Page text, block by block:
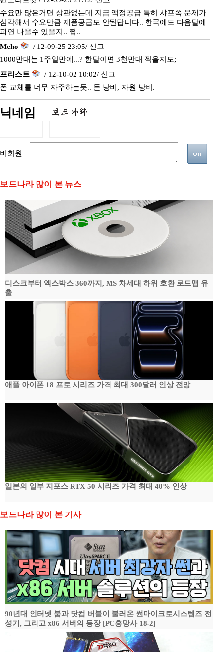
수요만 많은거면 상관없는데 지금 액정공급 특히 샤프쪽 문제가
심각해서 수요만큼 제품공급도 안된답니다.. 한국에도 다음달에
과연 나올수 있을지.. 쩝..
Meho
/ 12-09-25 23:05/ 신고
1000만대는 1주일만에...? 한달이면 3천만대 찍을지도;
프리스트
/ 12-10-02 10:02/ 신고
폰 교체를 너무 자주하는듯.. 돈 낭비, 자원 낭비.
닉네임
비회원
보드나라 많이 본 뉴스
디스크부터 엑스박스 360까지, MS 차세대 하위 호환 로드맵 유
출
애플 아이폰 18 프로 시리즈 가격 최대 300달러 인상 전망
일본의 일부 지포스 RTX 50 시리즈 가격 최대 40% 인상
보드나라 많이 본 기사
90년대 인터넷 붐과 닷컴 버블이 불러온 썬마이크로시스템즈 전
성기, 그리고 x86 서버의 등장 [PC흥망사 18-2]